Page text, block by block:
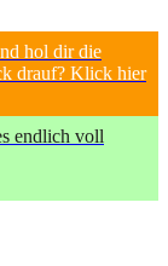
hol dir die
drauf? Klick hier
endlich voll